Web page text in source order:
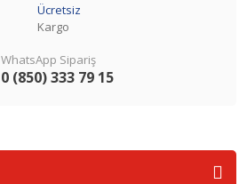
Ücretsiz
Kargo
WhatsApp Sipariş
0 (850) 333 79 15